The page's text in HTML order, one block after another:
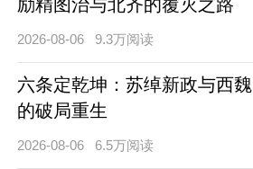
励精图治与北齐的覆灭之路
2026-08-06 9.3万阅读
六条定乾坤：苏绰新政与西魏
的破局重生
2026-08-06 6.5万阅读